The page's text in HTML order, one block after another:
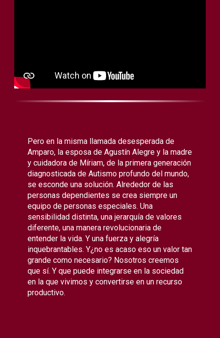
Pero en la misma llamada desesperada de
Amparo, la esposa de Agustín Alegre y la madre
y cuidadora de Míriam, de la primera generación
diagnosticada de Autismo profundo del mundo,
se esconde una solución. Alrededor de las
personas dependientes se crea siempre un
equipo de personas especiales. Una
sensibilidad distinta, una jerarquía de valores
diferente, una manera revolucionaria de
entender la vida. Y una fuerza y alegría
inquebrantables. Y¿no es acaso eso un valor tan
grande como necesario? Nosotros creemos
que sí. Y que puede integrarse en la sociedad
en la que vivimos y convertirse en un recurso
productivo.